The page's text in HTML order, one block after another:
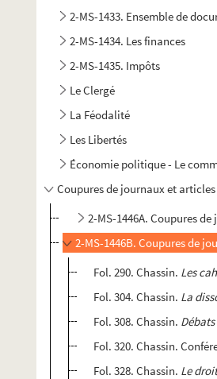
2-MS-1433. Ensemble de
2-MS-1434. Les finances
2-MS-1435. Impôts
Le Clergé
La Féodalité
Les Libertés
Économie politique - Le
Coupures de journaux et articles
2-MS-1446A. Coupures de
2-MS-1446B. Coupures de
Fol. 290. Chassin. Les
Fol. 304. Chassin. La
Fol. 308. Chassin.
Fol. 320. Chassin.
Fol. 328. Chassin. Le